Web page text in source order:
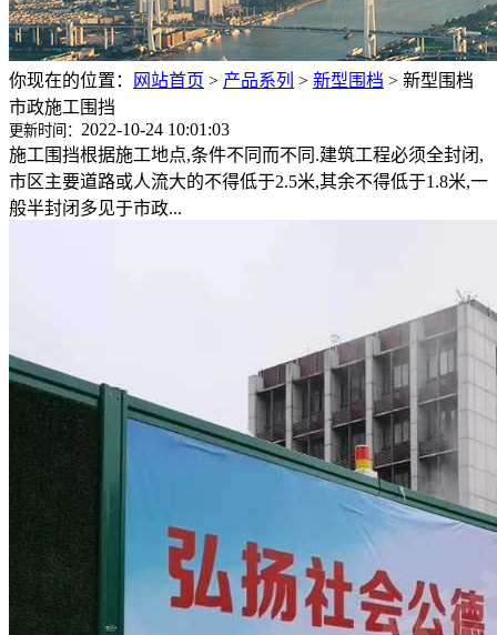
你现在的位置： 网站首页 > 产品系列 > 新型围档 > 新型围档
市政施工围挡
更新时间： 2022-10-24 10:01:03
施工围挡根据施工地点,条件不同而不同.建筑工程必须全封闭,
市区主要道路或人流大的不得低于2.5米,其余不得低于1.8米,一
般半封闭多见于市政...